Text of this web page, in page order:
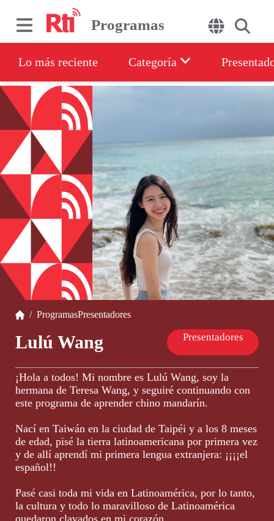
Programas
Lo más reciente Categoría
/ProgramasPresentadores
Lulú Wang Presentadores
¡Hola a todos! Mi nombre es Lulú Wang, soy la
hermana de Teresa Wang, y seguiré continuando con
este programa de aprender chino mandarín.
Nací en Taiwán en la ciudad de Taipéi y a los 8 meses
de edad, pisé la tierra latinoamericana por primera vez
y de allí aprendí mi primera lengua extranjera: ¡¡¡¡el
español!!
Pasé casi toda mi vida en Latinoamérica, por lo tanto,
la cultura y todo lo maravilloso de Latinoamérica
quedaron clavados en mi corazón.